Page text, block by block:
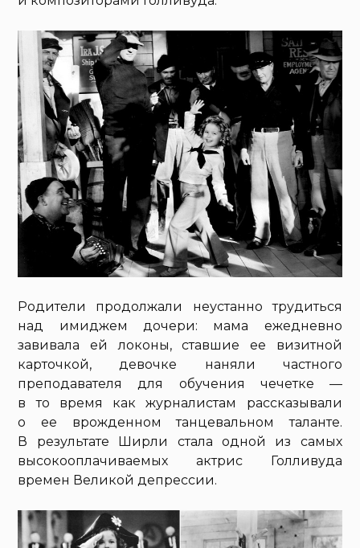
Родители продолжали неустанно трудиться
над имиджем дочери: мама ежедневно
завивала ей локоны, ставшие ее визитной
карточкой, девочке наняли частного
преподавателя для обучения чечетке —
в то время как журналистам рассказывали
о ее врожденном танцевальном таланте.
В результате Ширли стала одной из самых
высокооплачиваемых актрис Голливуда
времен Великой депрессии.